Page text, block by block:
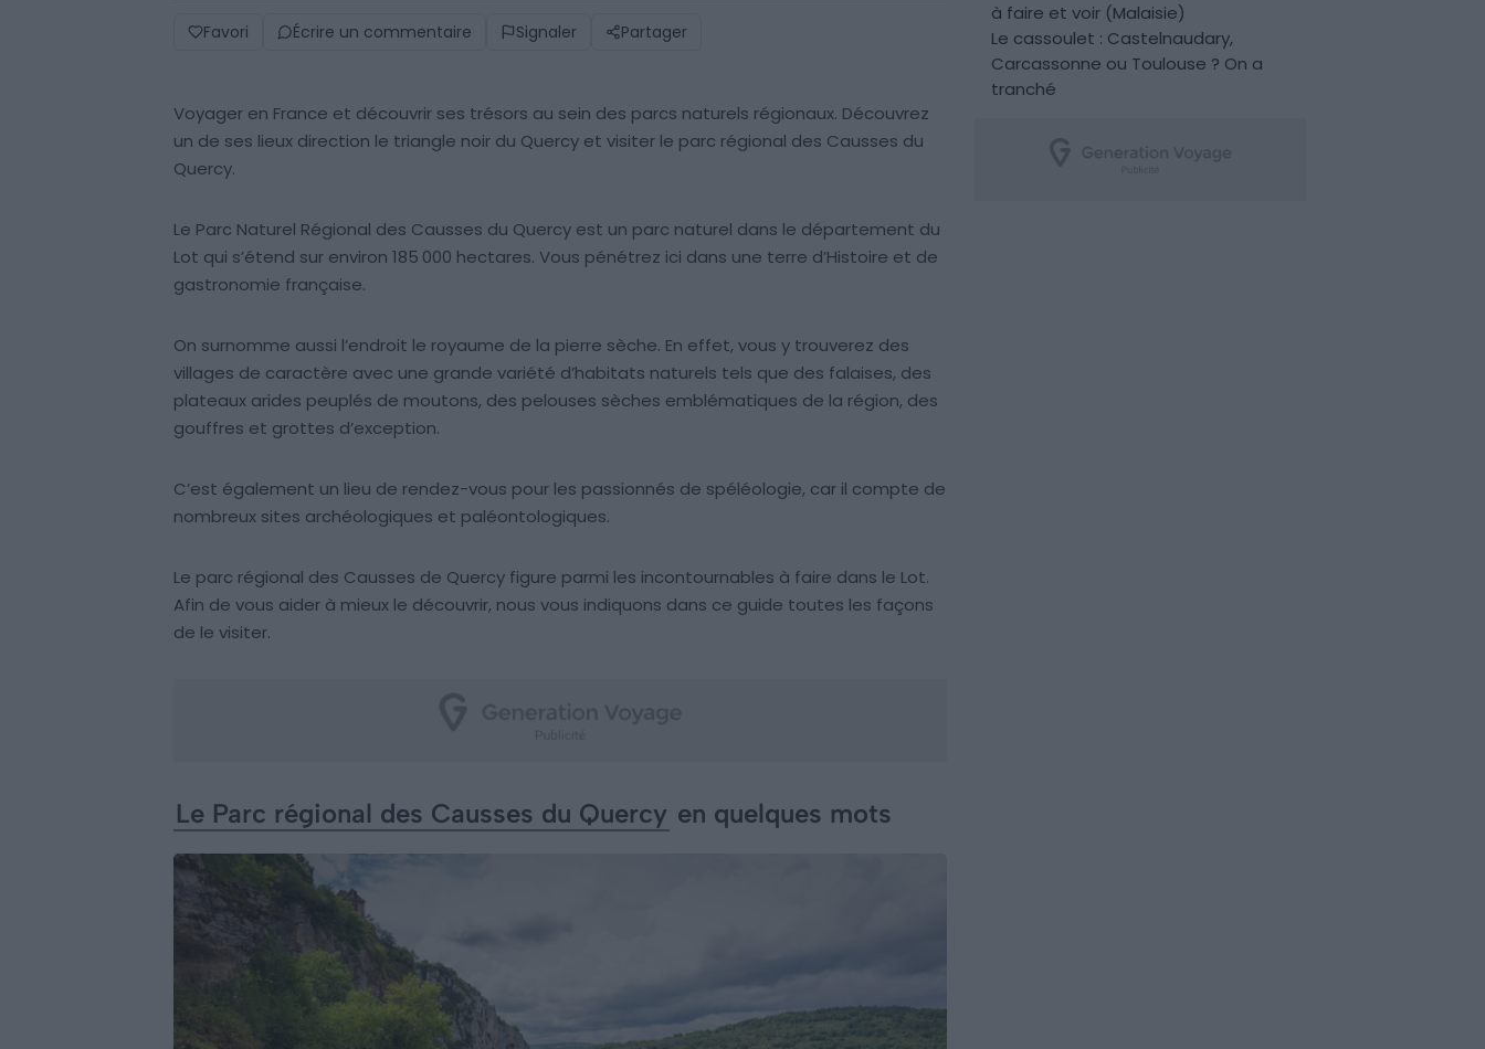
Favori Écrire un commentaire Signaler Partager
Voyager en France et découvrir ses trésors au sein des parcs naturels régionaux. Découvrez
un de ses lieux direction le triangle noir du Quercy et visiter le parc régional des Causses du
Quercy.
Le Parc Naturel Régional des Causses du Quercy est un parc naturel dans le département du
Lot qui s’étend sur environ 185 000 hectares. Vous pénétrez ici dans une terre d’Histoire et de
gastronomie française.
On surnomme aussi l’endroit le royaume de la pierre sèche. En effet, vous y trouverez des
villages de caractère avec une grande variété d’habitats naturels tels que des falaises, des
plateaux arides peuplés de moutons, des pelouses sèches emblématiques de la région, des
gouffres et grottes d’exception.
C’est également un lieu de rendez-vous pour les passionnés de spéléologie, car il compte de
nombreux sites archéologiques et paléontologiques.
Le parc régional des Causses de Quercy figure parmi les incontournables à faire dans le Lot.
Afin de vous aider à mieux le découvrir, nous vous indiquons dans ce guide toutes les façons
de le visiter.
Le Parc régional des Causses du Quercy en quelques mots
à faire et voir (Malaisie)
Le cassoulet : Castelnaudary,
Carcassonne ou Toulouse ? On a
tranché